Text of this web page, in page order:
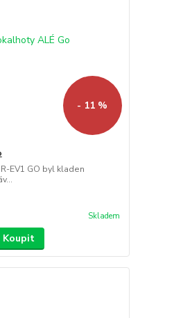
- 11 %
EV1 GO byl kladen
Skladem
Koupit